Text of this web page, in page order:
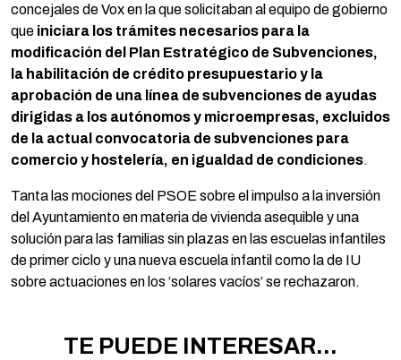
concejales de Vox en la que solicitaban al equipo de gobierno
que iniciara los trámites necesarios para la
modificación del Plan Estratégico de Subvenciones,
la habilitación de crédito presupuestario y la
aprobación de una línea de subvenciones de ayudas
dirigidas a los autónomos y microempresas, excluidos
de la actual convocatoria de subvenciones para
comercio y hostelería, en igualdad de condiciones.
Tanta las mociones del PSOE sobre el impulso a la inversión
del Ayuntamiento en materia de vivienda asequible y una
solución para las familias sin plazas en las escuelas infantiles
de primer ciclo y una nueva escuela infantil como la de IU
sobre actuaciones en los ‘solares vacíos’ se rechazaron.
TE PUEDE INTERESAR...